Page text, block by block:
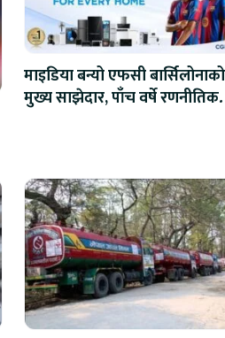
माइडिया बन्यो एफसी बार्सिलोनाको
मुख्य साझेदार, पाँच वर्षे रणनीतिक